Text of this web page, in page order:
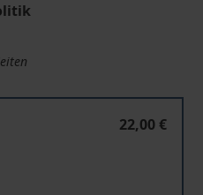
22,00 €